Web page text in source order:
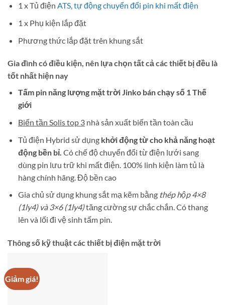
1 x Tủ điện ATS, tự động chuyển đổi pin khi mất điện
1 x Phụ kiện lắp đặt
Phương thức lắp đặt trên khung sắt
Gia đình có điều kiện, nên lựa chọn tất cả các thiết bị đều là
tốt nhất hiện nay
Tấm pin năng lượng mặt trời Jinko bán chạy số 1 Thế
giới
Biến tần Solis top 3nhà sản xuất biến tần toàn cầu
Tủ điện Hybrid sử dụng khởi động từ cho khả năng hoạt
động bền bỉ. Có chế độ chuyển đổi từ điện lưới sang
dùng pin lưu trữ khi mất điện. 100% linh kiện làm tủ là
hàng chính hãng. Độ bền cao
Gia chủ sử dụng khung sắt mạ kẽm bằng thép hộp 4×8
(1ly4) và 3×6 (1ly4)tăng cường sự chắc chắn. Có thang
lên và lối đi vệ sinh tấm pin.
Thông số kỹ thuật các thiết bị điện mặt trời
Giảm giá!